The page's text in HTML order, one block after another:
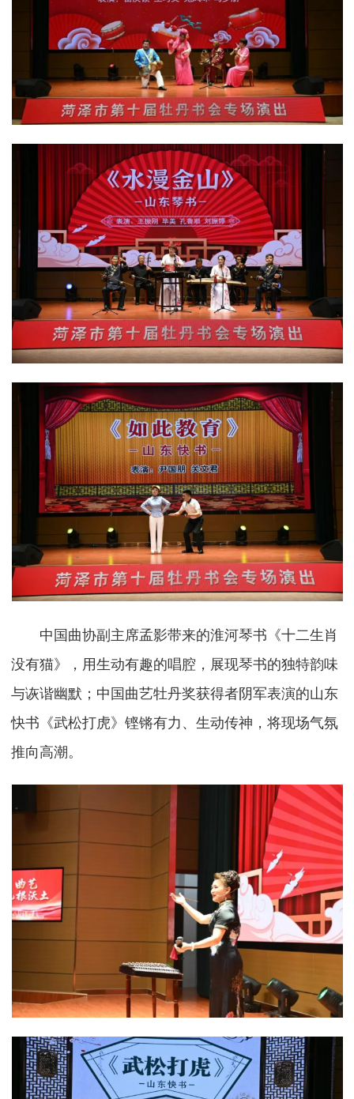
中国曲协副主席孟影带来的淮河琴书《十二生肖
没有猫》，用生动有趣的唱腔，展现琴书的独特韵味
与诙谐幽默；中国曲艺牡丹奖获得者阴军表演的山东
快书《武松打虎》铿锵有力、生动传神，将现场气氛
推向高潮。